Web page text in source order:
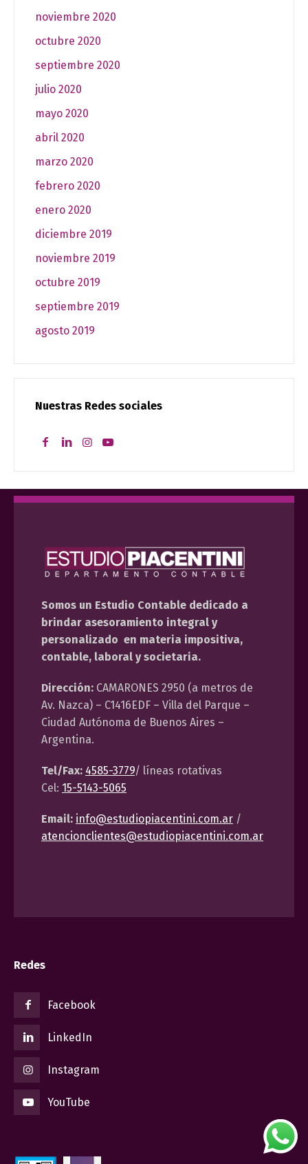
noviembre 2020
octubre 2020
septiembre 2020
julio 2020
mayo 2020
abril 2020
marzo 2020
febrero 2020
enero 2020
diciembre 2019
noviembre 2019
octubre 2019
septiembre 2019
agosto 2019
Nuestras Redes sociales
Somos un Estudio Contable dedicado a
brindar asesoramiento integral y
personalizado en materia impositiva,
contable, laboral y societaria.
Dirección: CAMARONES 2950 (a metros de
Av. Nazca) – C1416EDF – Villa del Parque –
Ciudad Autónoma de Buenos Aires –
Argentina.
Tel/Fax: 4585-3779/ líneas rotativas
Cel: 15-5143-5065
Email: info@estudiopiacentini.com.ar /
atencionclientes@estudiopiacentini.com.ar
Redes
Facebook
LinkedIn
Instagram
YouTube